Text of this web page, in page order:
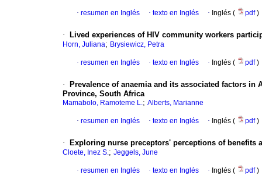
· resumen en Inglés · texto en Inglés · Inglés ( pdf)
· Lived experiences of HIV community workers
Horn, Juliana; Brysiewicz, Petra
· resumen en Inglés · texto en Inglés · Inglés ( pdf)
·
Prevalence of anaemia and its associated factors
Province, South Africa
Mamabolo, Ramoteme L.; Alberts, Marianne
· resumen en Inglés · texto en Inglés · Inglés ( pdf)
· Exploring nurse preceptors' perceptions of benefits
Cloete, Inez S.; Jeggels, June
· resumen en Inglés · texto en Inglés · Inglés ( pdf)